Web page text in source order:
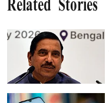
Related Stories